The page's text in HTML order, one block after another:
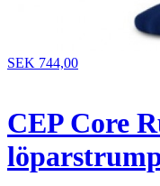
SEK 744,00
CEP Core